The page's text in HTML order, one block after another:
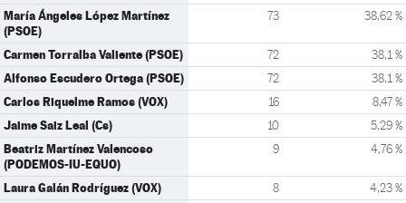
María Ángeles López Martínez
(PSOE)
73 38,62 %
Carmen Torralba Valiente (PSOE) 72 38,1 %
Alfonso Escudero Ortega (PSOE) 72 38,1 %
Carlos Riquelme Ramos (VOX) 16 8,47 %
Jaime Saiz Leal (Cs) 10 5,29 %
Beatriz Martínez Valencoso
(PODEMOS-IU-EQUO)
9 4,76 %
Laura Galán Rodríguez (VOX) 8 4,23 %